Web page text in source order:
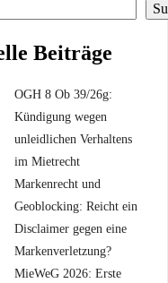
Beiträge
OGH 8 Ob 39/26g:
Kündigung wegen
unleidlichen Verhaltens
im Mietrecht
Markenrecht und
Geoblocking: Reicht ein
Disclaimer gegen eine
Markenverletzung?
MieWeG 2026: Erste